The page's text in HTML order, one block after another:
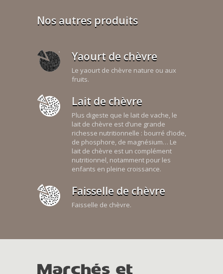
Nos autres produits
Yaourt de chèvre
Le yaourt de chèvre nature ou aux
fruits.
Lait de chèvre
Plus digeste que le lait de vache, le
lait de chèvre est d’une grande
richesse nutritionnelle : bourré d’iode,
de phosphore, de magnésium… Le
lait de chèvre est un complément
nutritionnel, notamment pour les
enfants en pleine croissance.
Faisselle de chèvre
Faisselle de chèvre.
Marchés et